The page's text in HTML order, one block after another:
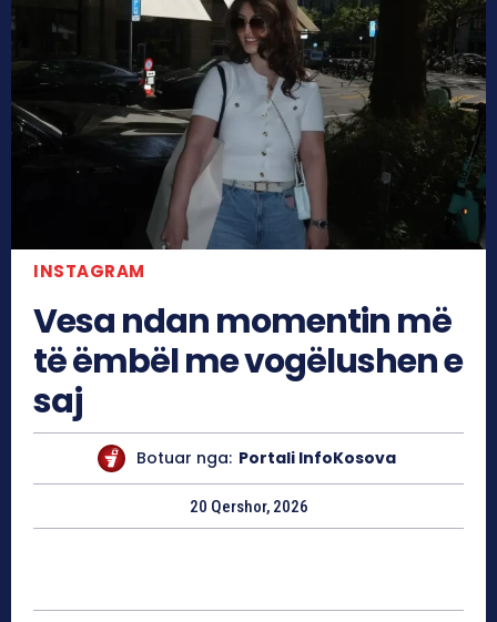
INSTAGRAM
Vesa ndan momentin më
të ëmbël me vogëlushen e
saj
Botuar nga: Portali InfoKosova
20 Qershor, 2026